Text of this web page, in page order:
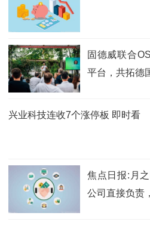
固德威联合
平台，共拓德
兴业科技连收7个涨停板 即时看
焦点日报:月
公司直接负责